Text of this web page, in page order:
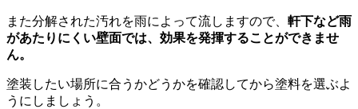
また分解された汚れを雨によって流しますので、 軒下など雨
があたりにくい壁面では、効果を発揮することができませ
ん。
塗装したい場所に合うかどうかを確認してから塗料を選ぶよ
うにしましょう。